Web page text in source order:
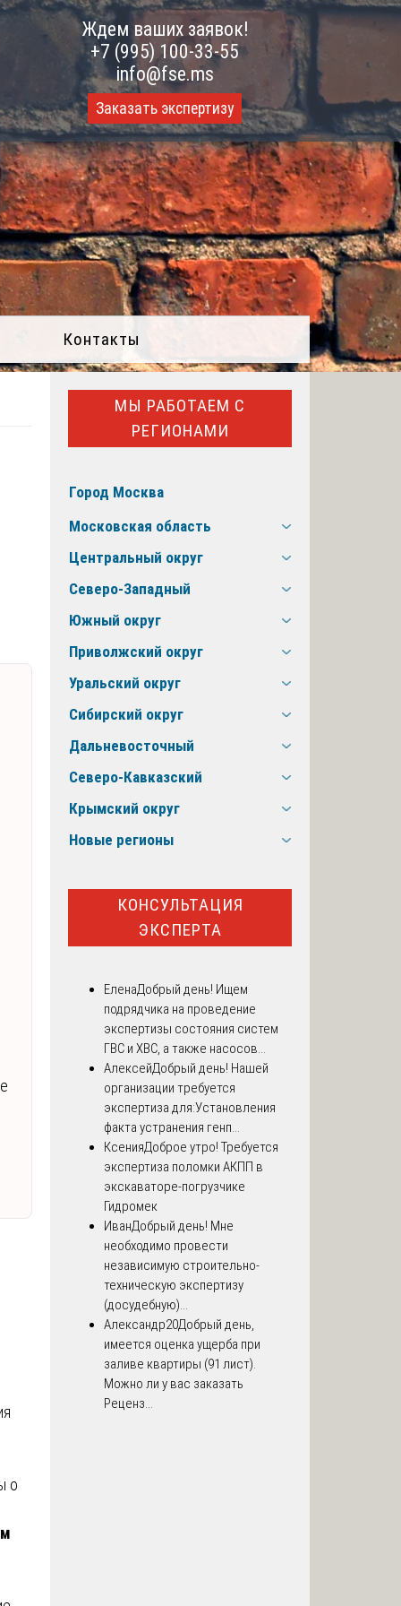
Ждем ваших заявок!
+7 (995) 100-33-55
info@fse.ms
Заказать экспертизу
Контакты
о
МЫ РАБОТАЕМ С
РЕГИОНАМИ
Город Москва
Московская область
Центральный округ
Северо-Западный
Южный округ
Приволжский округ
Уральский округ
Сибирский округ
Дальневосточный
Северо-Кавказский
Крымский округ
Новые регионы
КОНСУЛЬТАЦИЯ
ЭКСПЕРТА
ЕленаДобрый день! Ищем
подрядчика на проведение
экспертизы состояния систем
ГВС и ХВС, а также насосов...
АлексейДобрый день! Нашей
организации требуется
экспертиза для:Установления
факта устранения генп...
КсенияДоброе утро! Требуется
экспертиза поломки АКПП в
экскаваторе-погрузчике
Гидромек
ИванДобрый день! Мне
необходимо провести
независимую строительно-
техническую экспертизу
(досудебную)...
Александр20Добрый день,
имеется оценка ущерба при
заливе квартиры (91 лист).
Можно ли у вас заказать
Реценз...